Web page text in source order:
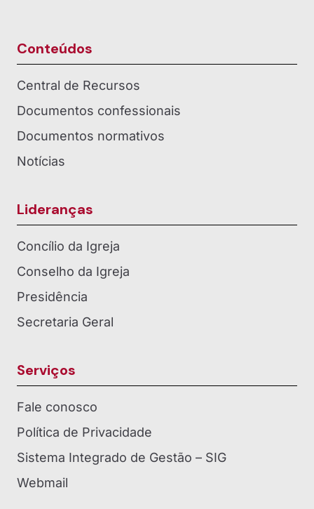
Conteúdos
Central de Recursos
Documentos confessionais
Documentos normativos
Notícias
Lideranças
Concílio da Igreja
Conselho da Igreja
Presidência
Secretaria Geral
Serviços
Fale conosco
Política de Privacidade
Sistema Integrado de Gestão – SIG
Webmail